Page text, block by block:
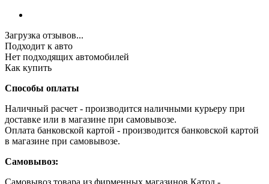
Загрузка отзывов...
Подходит к авто
Нет подходящих автомобилей
Как купить
Способы оплаты
Наличный расчет - производится наличными курьеру при
доставке или в магазине при самовывозе.
Оплата банковской картой - производится банковской картой
в магазине при самовывозе.
Самовывоз:
Самовывоз товара из фирменных магазинов Катод -